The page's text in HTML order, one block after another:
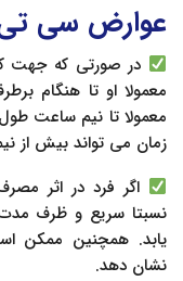
عوارض سی
در صورتی که جهت
معمولا او تا هنگام
معمولا تا نیم ساعت
زمان می تواند بیش از
اگر فرد در اثر
یابد. همچنین ممکن
نشان دهد.